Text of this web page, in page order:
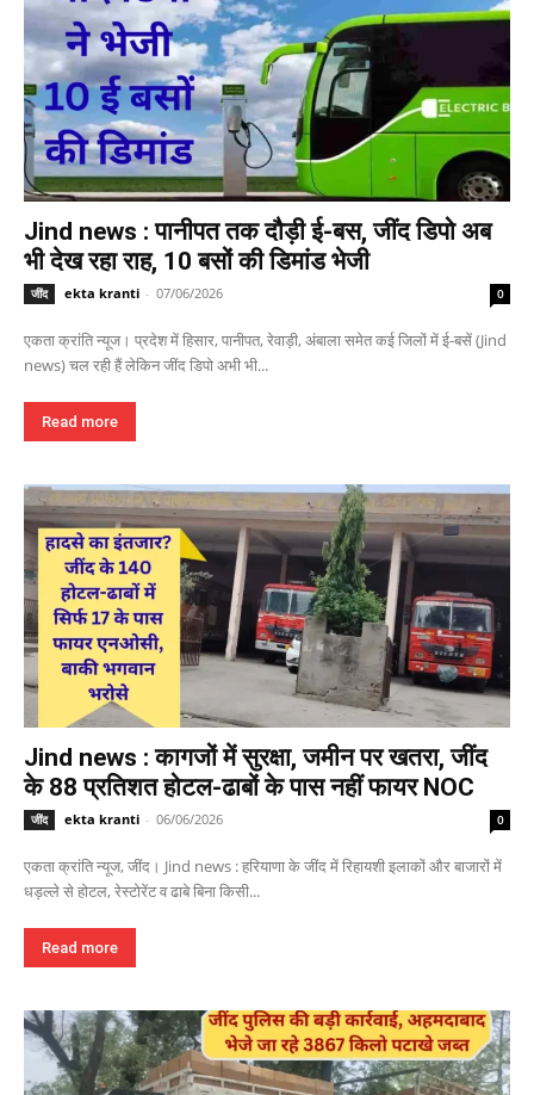
Jind news : पानीपत तक दौड़ी ई-बस, जींद डिपो अब
भी देख रहा राह, 10 बसों की डिमांड भेजी
जींद ekta kranti - 07/06/2026 0
एकता क्रांति न्यूज। प्रदेश में हिसार, पानीपत, रेवाड़ी, अंबाला समेत कई जिलों में ई-बसें (Jind
news) चल रही हैं लेकिन जींद डिपो अभी भी...
Read more
Jind news : कागजों में सुरक्षा, जमीन पर खतरा, जींद
के 88 प्रतिशत होटल-ढाबों के पास नहीं फायर NOC
जींद ekta kranti - 06/06/2026 0
एकता क्रांति न्यूज, जींद। Jind news : हरियाणा के जींद में रिहायशी इलाकों और बाजारों में
धड़ल्ले से होटल, रेस्टोरेंट व ढाबे बिना किसी...
Read more